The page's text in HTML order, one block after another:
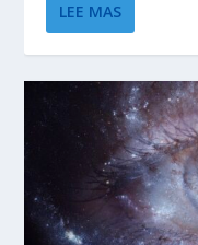
LEE MAS